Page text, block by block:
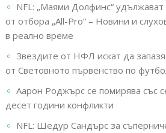
NFL: „Маями Долфинс“
от отбора „All-Pro“ – Новини и
в реално време
Звездите от НФЛ искат да
от Световното първенство по
Аарон Роджърс се помирява със
десет години конфликти
NFL: Шедур Сандърс за